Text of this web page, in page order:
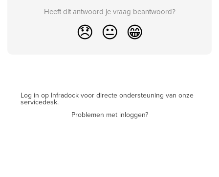
Heeft dit antwoord je vraag beantwoord?
😞 😐 😁
Log in op Infradock voor directe ondersteuning van onze
servicedesk.
Problemen met inloggen?